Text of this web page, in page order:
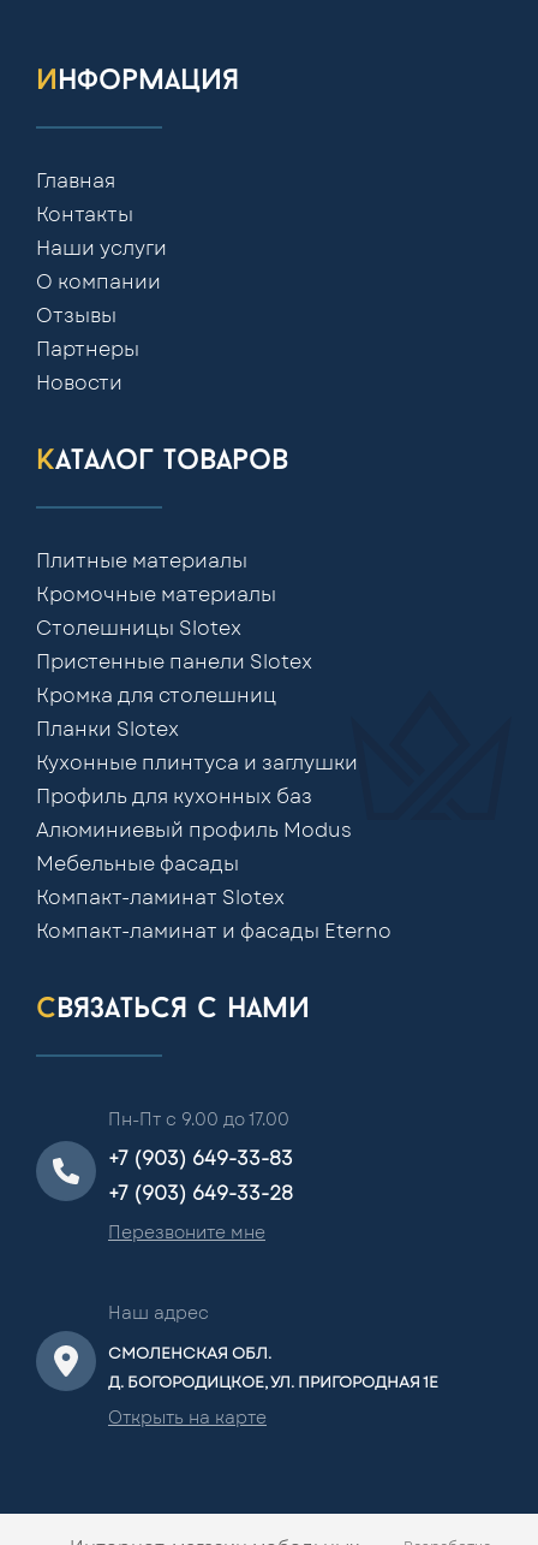
информация
Главная
Контакты
Наши услуги
О компании
Отзывы
Партнеры
Новости
каталог товаров
Плитные материалы
Кромочные материалы
Столешницы Slotex
Пристенные панели Slotex
Кромка для столешниц
Планки Slotex
Кухонные плинтуса и заглушки
Профиль для кухонных баз
Алюминиевый профиль Modus
Мебельные фасады
Компакт-ламинат Slotex
Компакт-ламинат и фасады Eterno
связаться с нами
Пн-Пт с 9.00 до 17.00
+7 (903) 649-33-83
+7 (903) 649-33-28
Перезвоните мне
Наш адрес
СМОЛЕНСКАЯ ОБЛ.
Д. БОГОРОДИЦКОЕ, УЛ. ПРИГОРОДНАЯ 1Е
Открыть на карте